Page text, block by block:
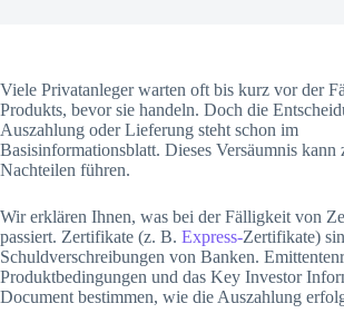
Viele Privatanleger warten oft bis kurz vor der
Produkts, bevor sie handeln. Doch die
Auszahlung oder Lieferung steht schon im
Basisinformationsblatt. Dieses Versäumnis kann
Nachteilen führen.
Wir erklären Ihnen, was bei der Fälligkeit von
passiert. Zertifikate (z. B. Express-Zertifikate)
Schuldverschreibungen von Banken.
Produktbedingungen und das Key Investor
Document bestimmen, wie die Auszahlung